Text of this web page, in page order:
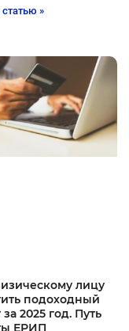
статью »
лицу
подоходный
за 2025 год. Путь
ЕРИП